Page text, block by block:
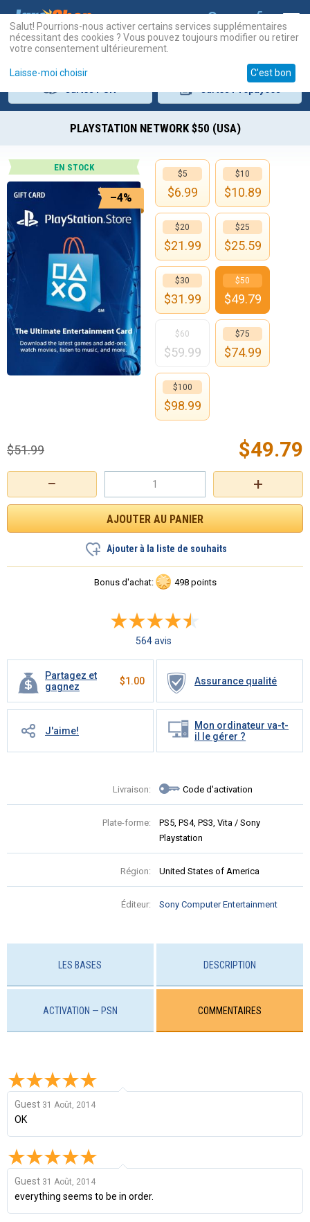
PLAYSTATION NETWORK $50 (USA)
EN STOCK
–4%
+
−
$49.79
$51.99
Ajouter à la liste de souhaits
Bonus d'achat: 498 points
564 avis
Partagez et
gagnez
$1.00 Assurance qualité
J'aime!
Mon ordinateur va-t-
il le gérer ?
Livraison: Code d'activation
Plate-forme:
PS5, PS4, PS3, Vita / Sony
Playstation
Région: United States of America
Éditeur: Sony Computer Entertainment
$5
$6.99
$10
$10.89
$20
$21.99
$25
$25.59
$30
$31.99
$50
$49.79
$60
$59.99
$75
$74.99
$100
$98.99
LES BASES DESCRIPTION
ACTIVATION — PSN COMMENTAIRES
Guest 31 Août, 2014
OK
Guest 31 Août, 2014
everything seems to be in order.
Salut! Pourrions-nous activer certains services supplémentaires
nécessitant des cookies ? Vous pouvez toujours modifier ou retirer
votre consentement ultérieurement.
Laisse-moi choisir C'est bon